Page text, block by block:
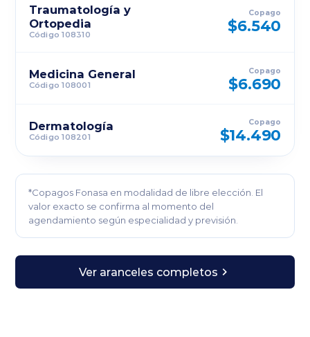
*Copagos Fonasa en modalidad de libre elección. El
valor exacto se confirma al momento del
agendamiento según especialidad y previsión.
Ver aranceles completos
Traumatología y
Ortopedia
Código 108310
Copago
$6.540
Medicina General
Código 108001
Copago
$6.690
Dermatología
Código 108201
Copago
$14.490